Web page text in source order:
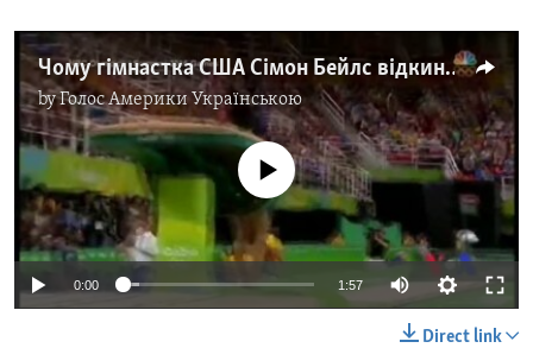
Чому гімнастка США Сімон Бейлс відкинула запрошення престижник університетів і поступила до онлайн коледжу. Відео
byГолос Америки Українською
No media source currently available
0:00 1:57
Direct link